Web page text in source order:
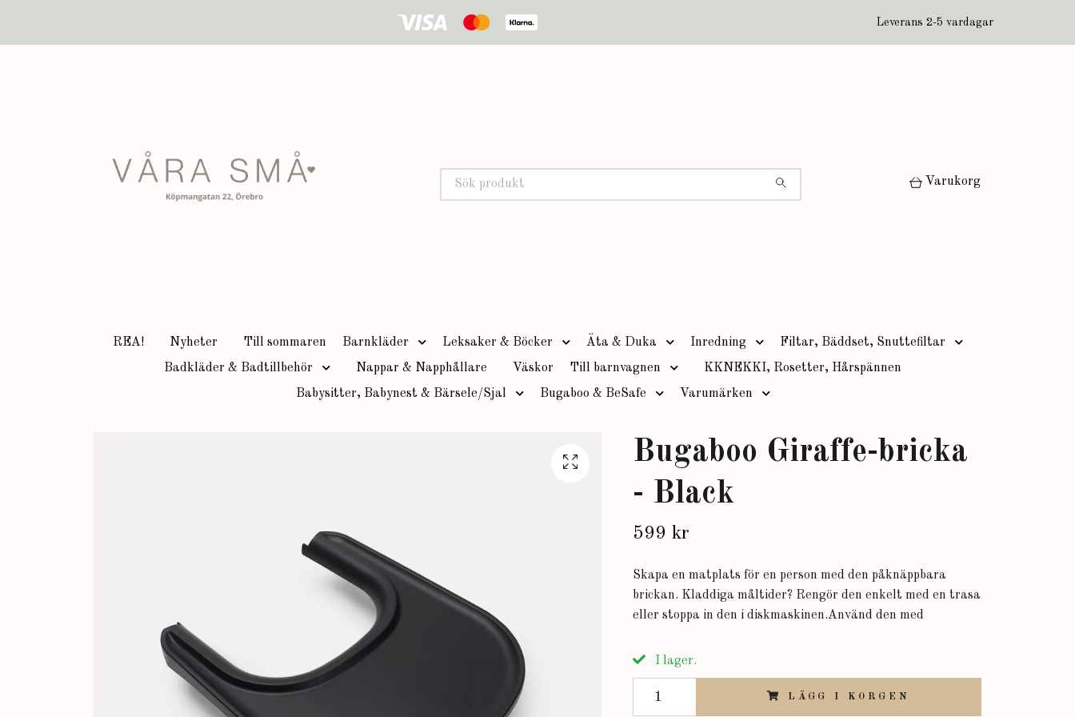
Leverans 2-5 vardagar
Varukorg
REA! Nyheter Till sommaren Barnkläder Leksaker & Böcker Äta & Duka Inredning
Filtar, Bäddset, Snuttefiltar
Badkläder & Badtillbehör
Nappar & Napphållare Väskor Till barnvagnen
KKNEKKI, Rosetter, Hårspännen
Babysitter, Babynest & Bärsele/Sjal
Bugaboo & BeSafe Varumärken
Bugaboo Giraffe-bricka
- Black
599 kr
Skapa en matplats för en person med den påknäppbara
brickan. Kladdiga måltider? Rengör den enkelt med en trasa
eller stoppa in den i diskmaskinen.Använd den med
I lager.
LÄGG I KORGEN